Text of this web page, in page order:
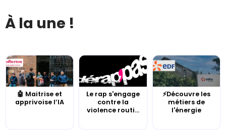
À la une !
🤖 Maitrise et
apprivoise l’IA
Le rap s'engage
contre la
violence routi...
⚡Découvre les
métiers de
l'énergie